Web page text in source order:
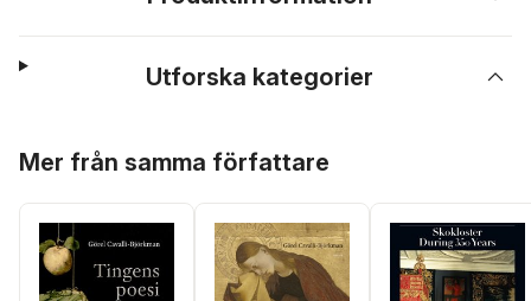
Utforska kategorier
Mer från samma författare